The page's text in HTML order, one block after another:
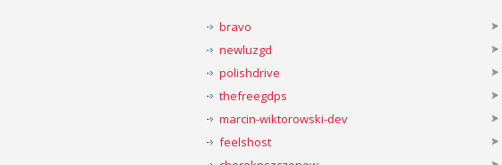
bravo
newluzgd
polishdrive
thefreegdps
marcin-wiktorowski-dev
feelshost